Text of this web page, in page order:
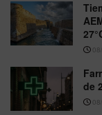
de